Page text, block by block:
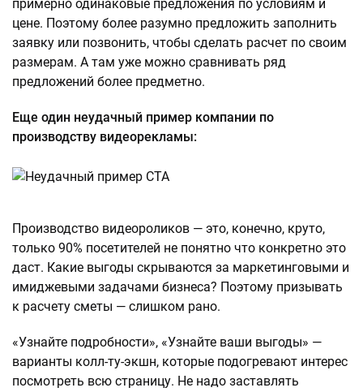
примерно одинаковые предложения по условиям и
цене. Поэтому более разумно предложить заполнить
заявку или позвонить, чтобы сделать расчет по своим
размерам. А там уже можно сравнивать ряд
предложений более предметно.
Еще один неудачный пример компании по
производству видеорекламы:
Производство видеороликов — это, конечно, круто,
только 90% посетителей не понятно что конкретно это
даст. Какие выгоды скрываются за маркетинговыми и
имиджевыми задачами бизнеса? Поэтому призывать
к расчету сметы — слишком рано.
«Узнайте подробности», «Узнайте ваши выгоды» —
варианты колл-ту-экшн, которые подогревают интерес
посмотреть всю страницу. Не надо заставлять